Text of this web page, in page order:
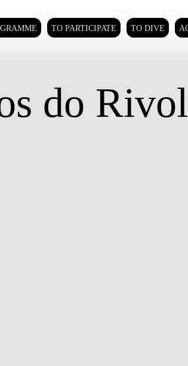
TO PARTICIPATE TO DIVE
do